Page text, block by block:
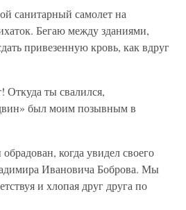
санитарный самолет на
Бегаю между зданиями,
привезенную кровь, как вдруг
ты свалился,
был моим позывным в
когда увидел своего
Ивановича Боброва. Мы
и хлопая друг друга по